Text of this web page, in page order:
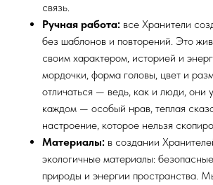
связь.
Ручная работа: все Хранители
без шаблонов и повторений. Это
своим характером, историей и
мордочки, форма головы, цвет и
отличаться — ведь, как и люди, они
каждом — особый нрав, теплая
настроение, которое нельзя
Материалы: в создании
экологичные материалы:
природы и энергии пространства.